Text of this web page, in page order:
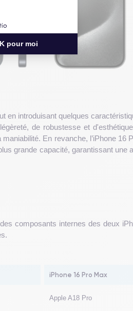
pour moi
en introduisant quelques
de robustesse et
En revanche, l’iPhone 16
grande capacité, garantissant une
composants internes des deux
iPhone 16 Pro Max
Apple A18 Pro